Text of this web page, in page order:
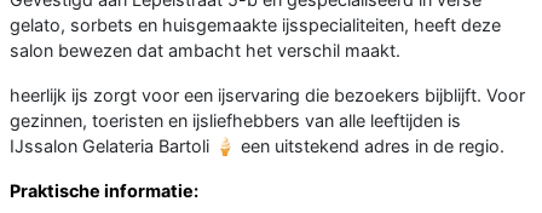
gelato, sorbets en huisgemaakte ijsspecialiteiten, heeft deze
salon bewezen dat ambacht het verschil maakt.
heerlijk ijs zorgt voor een ijservaring die bezoekers bijblijft. Voor
gezinnen, toeristen en ijsliefhebbers van alle leeftijden is
IJssalon Gelateria Bartoli 🍦 een uitstekend adres in de regio.
Praktische informatie: